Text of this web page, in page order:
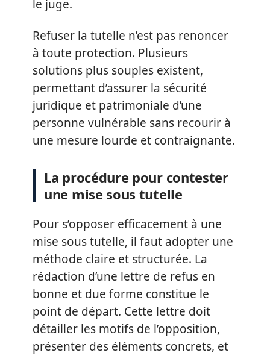
le juge.
Refuser la tutelle n’est pas renoncer
à toute protection. Plusieurs
solutions plus souples existent,
permettant d’assurer la sécurité
juridique et patrimoniale d’une
personne vulnérable sans recourir à
une mesure lourde et contraignante.
La procédure pour contester
une mise sous tutelle
Pour s’opposer efficacement à une
mise sous tutelle, il faut adopter une
méthode claire et structurée. La
rédaction d’une lettre de refus en
bonne et due forme constitue le
point de départ. Cette lettre doit
détailler les motifs de l’opposition,
présenter des éléments concrets, et